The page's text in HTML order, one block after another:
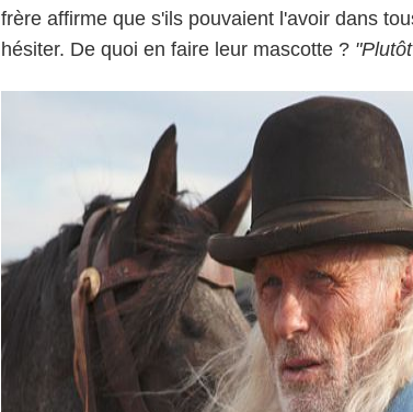
frère affirme que s'ils pouvaient l'avoir dans
hésiter. De quoi en faire leur mascotte ?